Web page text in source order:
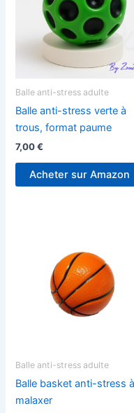
Balle anti-stress adulte
Balle anti-stress verte à
trous, format paume
7,00€
Acheter sur Amazon
Balle anti-stress adulte
Balle basket anti-stress à
malaxer